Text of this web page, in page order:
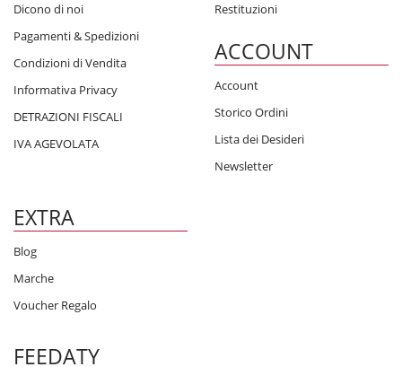
Dicono di noi
Pagamenti & Spedizioni
Condizioni di Vendita
Informativa Privacy
DETRAZIONI FISCALI
IVA AGEVOLATA
Restituzioni
ACCOUNT
Account
Storico Ordini
Lista dei Desideri
Newsletter
EXTRA
Blog
Marche
Voucher Regalo
FEEDATY